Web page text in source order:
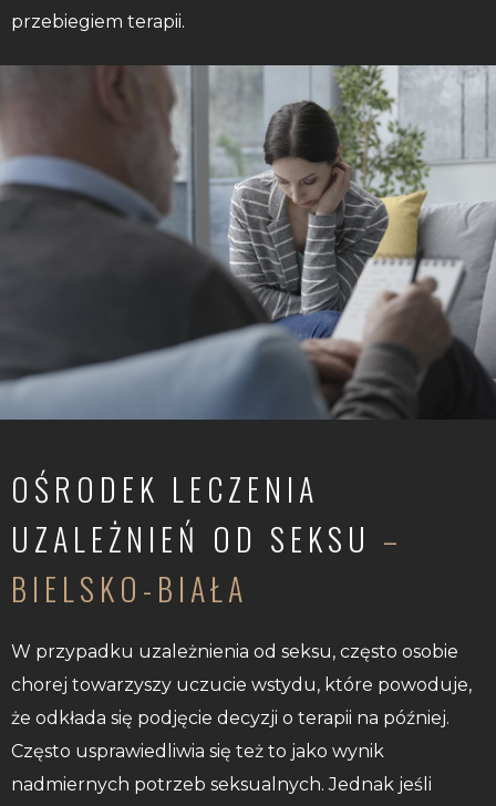
przebiegiem terapii.
OŚRODEK LECZENIA
UZALEŻNIEŃ OD SEKSU –
BIELSKO-BIAŁA
W przypadku uzależnienia od seksu, często osobie
chorej towarzyszy uczucie wstydu, które powoduje,
że odkłada się podjęcie decyzji o terapii na później.
Często usprawiedliwia się też to jako wynik
nadmiernych potrzeb seksualnych. Jednak jeśli